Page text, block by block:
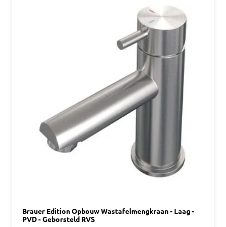
Brauer Edition Opbouw Wastafelmengkraan - Laag -
PVD - Geborsteld RVS